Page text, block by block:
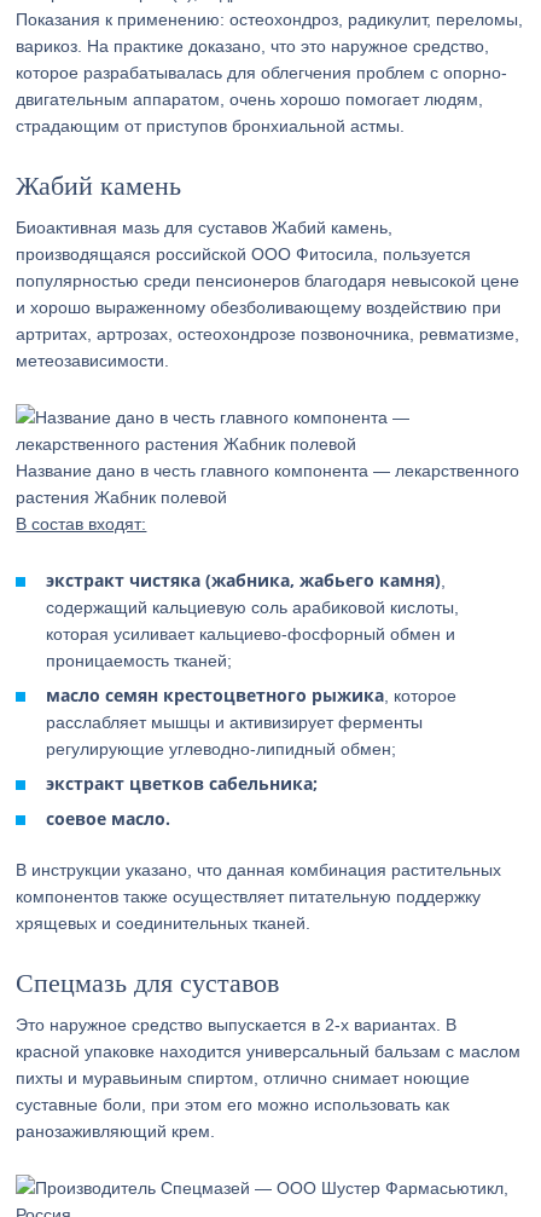
Показания к применению: остеохондроз, радикулит, переломы,
варикоз. На практике доказано, что это наружное средство,
которое разрабатывалась для облегчения проблем с опорно-
двигательным аппаратом, очень хорошо помогает людям,
страдающим от приступов бронхиальной астмы.
Жабий камень
Биоактивная мазь для суставов Жабий камень,
производящаяся российской ООО Фитосила, пользуется
популярностью среди пенсионеров благодаря невысокой цене
и хорошо выраженному обезболивающему воздействию при
артритах, артрозах, остеохондрозе позвоночника, ревматизме,
метеозависимости.
Название дано в честь главного компонента — лекарственного
растения Жабник полевой
В состав входят:
экстракт чистяка (жабника, жабьего камня)
содержащий кальциевую соль арабиковой кислоты,
которая усиливает кальциево-фосфорный обмен и
проницаемость тканей;
масло семян крестоцветного рыжика , которое
расслабляет мышцы и активизирует ферменты
регулирующие углеводно-липидный обмен;
экстракт цветков сабельника;
соевое масло.
В инструкции указано, что данная комбинация растительных
компонентов также осуществляет питательную поддержку
хрящевых и соединительных тканей.
Спецмазь для суставов
Это наружное средство выпускается в 2-х вариантах. В
красной упаковке находится универсальный бальзам с маслом
пихты и муравьиным спиртом, отлично снимает ноющие
суставные боли, при этом его можно использовать как
ранозаживляющий крем.